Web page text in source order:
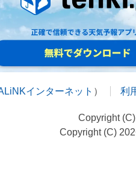
インターネット ） 利
Copyright
Copyright (C)